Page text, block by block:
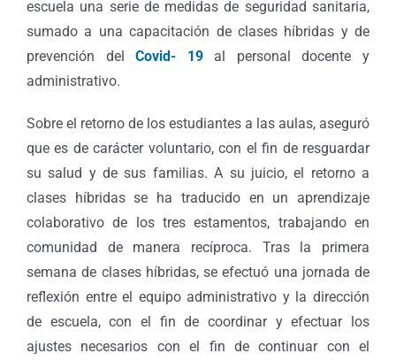
escuela una serie de medidas de seguridad sanitaria,
sumado a una capacitación de clases híbridas y de
prevención delCovid- 19al personal docente y
administrativo.
Sobre el retorno de los estudiantes a las aulas, aseguró
que es de carácter voluntario, con el fin de resguardar
su salud y de sus familias. A su juicio, el retorno a
clases híbridas se ha traducido en un aprendizaje
colaborativo de los tres estamentos, trabajando en
comunidad de manera recíproca. Tras la primera
semana de clases híbridas, se efectuó una jornada de
reflexión entre el equipo administrativo y la dirección
de escuela, con el fin de coordinar y efectuar los
ajustes necesarios con el fin de continuar con el